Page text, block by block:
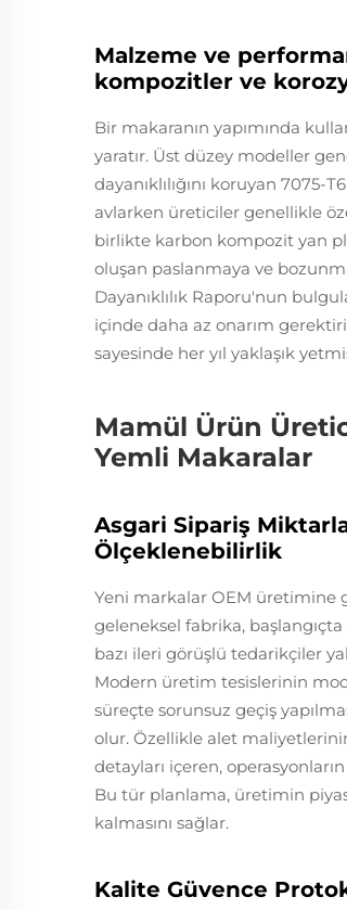
Malzeme ve
kompozitler ve
Bir makaranın yapımında
yaratır. Üst düzey modeller
dayanıklılığını koruyan 7075-
avlarken üreticiler genellikle
birlikte karbon kompozit yan
oluşan paslanmaya ve
Dayanıklılık Raporu'nun
içinde daha az onarım
sayesinde her yıl yaklaşık
Mamül Ürün
Yemli Makaralar
Asgari Sipariş
Ölçeklenebilirlik
Yeni markalar OEM üretimine
geleneksel fabrika,
bazı ileri görüşlü tedarikçiler
Modern üretim tesislerinin
süreçte sorunsuz geçiş
olur. Özellikle alet
detayları içeren,
Bu tür planlama, üretimin
kalmasını sağlar.
Kalite Güvence